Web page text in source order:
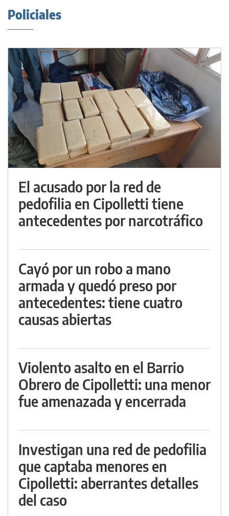
Policiales
El acusado por la red de
pedofilia en Cipolletti tiene
antecedentes por narcotráfico
Cayó por un robo a mano
armada y quedó preso por
antecedentes: tiene cuatro
causas abiertas
Violento asalto en el Barrio
Obrero de Cipolletti: una menor
fue amenazada y encerrada
Investigan una red de pedofilia
que captaba menores en
Cipolletti: aberrantes detalles
del caso